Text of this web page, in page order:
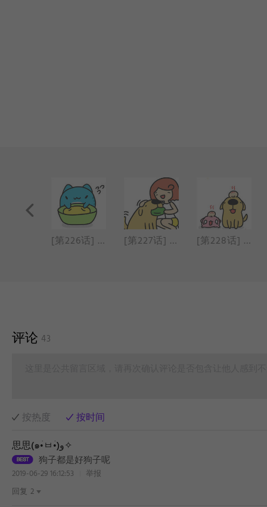
[第226话] 鸡肉热狗披萨 [第227话] 接飞盘 [第228话] 协力车
评论 43
按热度
按时间
思思(๑•̀ㅂ•́)و✧
狗子都是好狗子呢
2019-06-29 16:12:53
举报
回复 2